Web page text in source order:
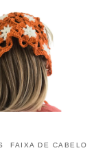
FAIXA DE CABELO